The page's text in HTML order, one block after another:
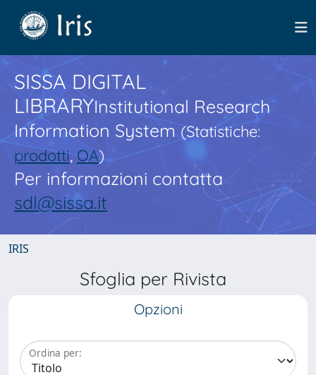
SISSA DIGITAL
LIBRARYInstitutional Research
Information System(Statistiche:
prodotti,OA)
Per informazioni contatta
sdl@sissa.it
IRIS
Sfoglia per Rivista
Opzioni
Ordina per: